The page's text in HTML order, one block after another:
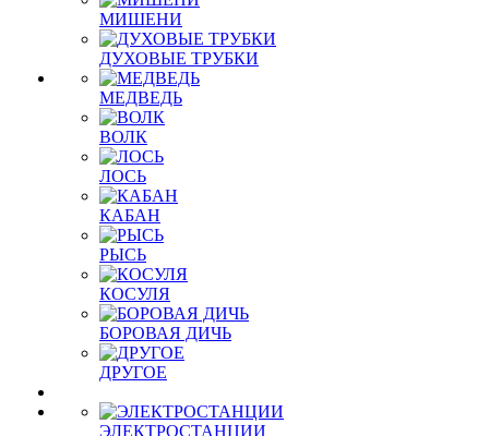
МИШЕНИ
ДУХОВЫЕ ТРУБКИ
МЕДВЕДЬ
ВОЛК
ЛОСЬ
КАБАН
РЫСЬ
КОСУЛЯ
БОРОВАЯ ДИЧЬ
ДРУГОЕ
ЭЛЕКТРОСТАНЦИИ